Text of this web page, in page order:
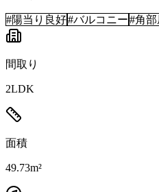
#陽当り良好#バルコニー#角部
間取り
2LDK
面積
49.73m²